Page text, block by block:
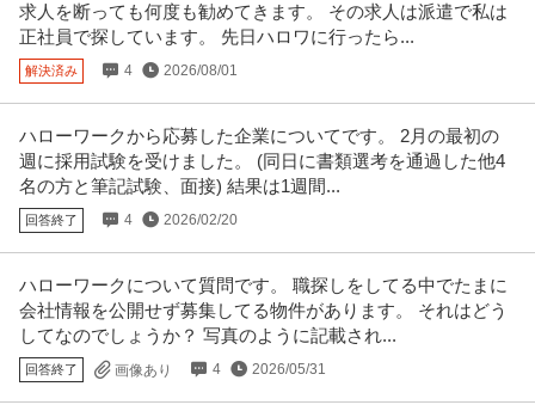
求人を断っても何度も勧めてきます。 その求人は派遣で私は
正社員で探しています。 先日ハロワに行ったら...
解決済み 4 2026/08/01
ハローワークから応募した企業についてです。 2月の最初の
週に採用試験を受けました。 (同日に書類選考を通過した他4
名の方と筆記試験、面接) 結果は1週間...
回答終了 4 2026/02/20
ハローワークについて質問です。 職探しをしてる中でたまに
会社情報を公開せず募集してる物件があります。 それはどう
してなのでしょうか？ 写真のように記載され...
回答終了 画像あり 4 2026/05/31